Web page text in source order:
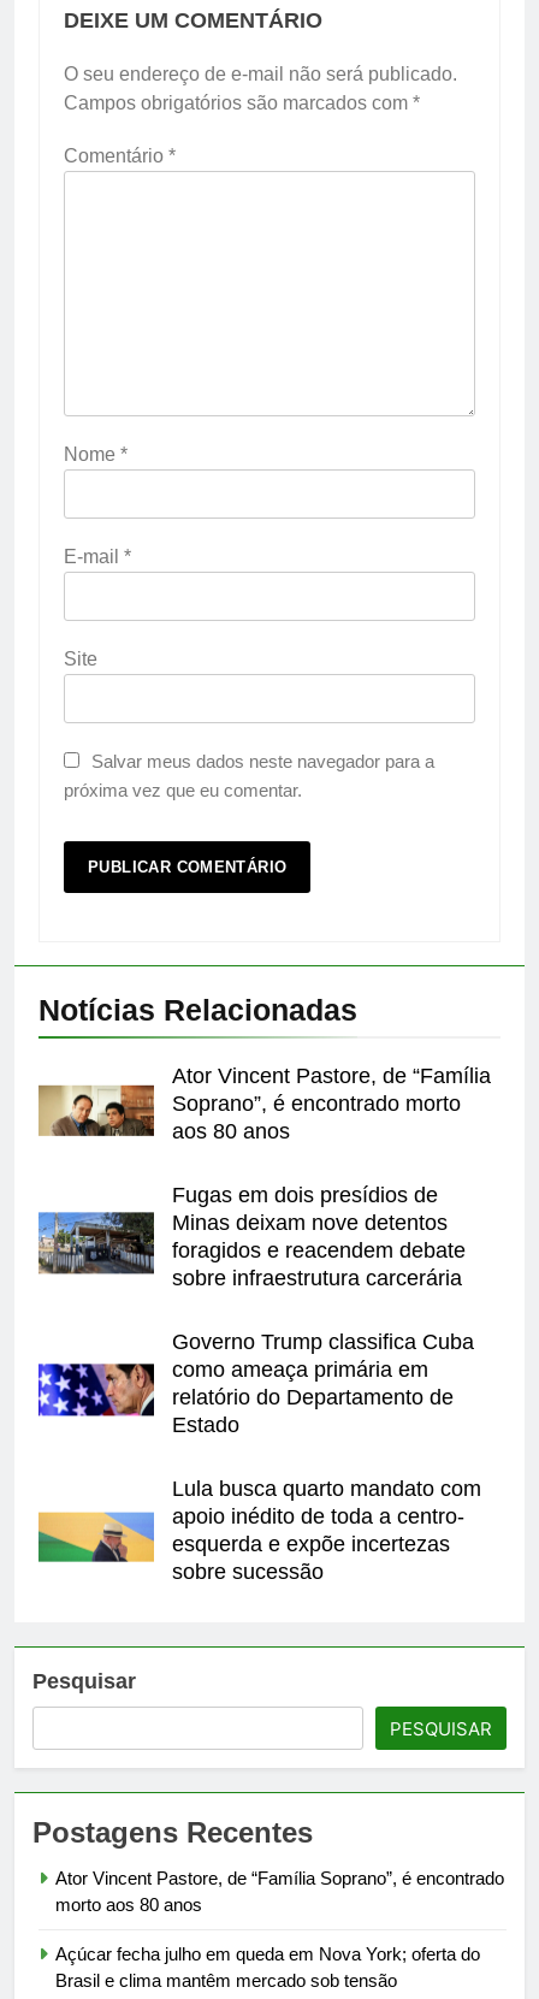
DEIXE UM COMENTÁRIO
O seu endereço de e-mail não será publicado.
Campos obrigatórios são marcados com *
Comentário *
Nome *
E-mail *
Site
Salvar meus dados neste navegador para a
próxima vez que eu comentar.
Notícias Relacionadas
Ator Vincent Pastore, de “Família
Soprano”, é encontrado morto
aos 80 anos
Fugas em dois presídios de
Minas deixam nove detentos
foragidos e reacendem debate
sobre infraestrutura carcerária
Governo Trump classifica Cuba
como ameaça primária em
relatório do Departamento de
Estado
Lula busca quarto mandato com
apoio inédito de toda a centro-
esquerda e expõe incertezas
sobre sucessão
Pesquisar
PESQUISAR
Postagens Recentes
Ator Vincent Pastore, de “Família Soprano”, é encontrado
morto aos 80 anos
Açúcar fecha julho em queda em Nova York; oferta do
Brasil e clima mantêm mercado sob tensão